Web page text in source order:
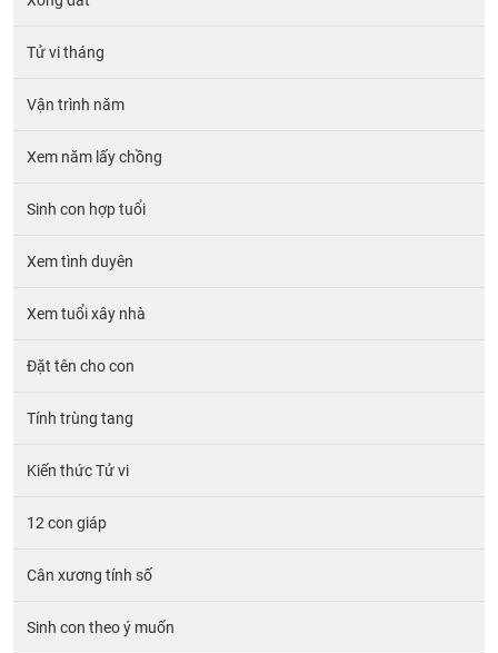
Tử vi tháng
Vận trình năm
Xem năm lấy chồng
Sinh con hợp tuổi
Xem tình duyên
Xem tuổi xây nhà
Đặt tên cho con
Tính trùng tang
Kiến thức Tử vi
12 con giáp
Cân xương tính số
Sinh con theo ý muốn